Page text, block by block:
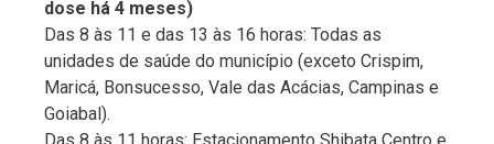
dose há 4 meses)
Das 8 às 11 e das 13 às 16 horas: Todas as
unidades de saúde do município (exceto Crispim,
Maricá, Bonsucesso, Vale das Acácias, Campinas e
Goiabal).
Das 8 às 11 horas: Estacionamento Shibata Centro e